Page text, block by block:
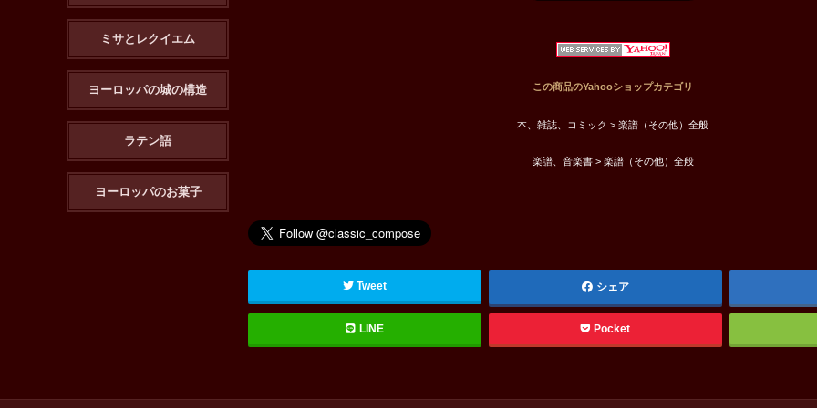
この商品のYahooショップカテゴリ
本、雑誌、コミック > 楽譜（その他）全般
楽譜、音楽書 > 楽譜（その他）全般
Tweet シェア
LINE Pocket
ミサとレクイエム
ヨーロッパの城の構造
ラテン語
ヨーロッパのお菓子